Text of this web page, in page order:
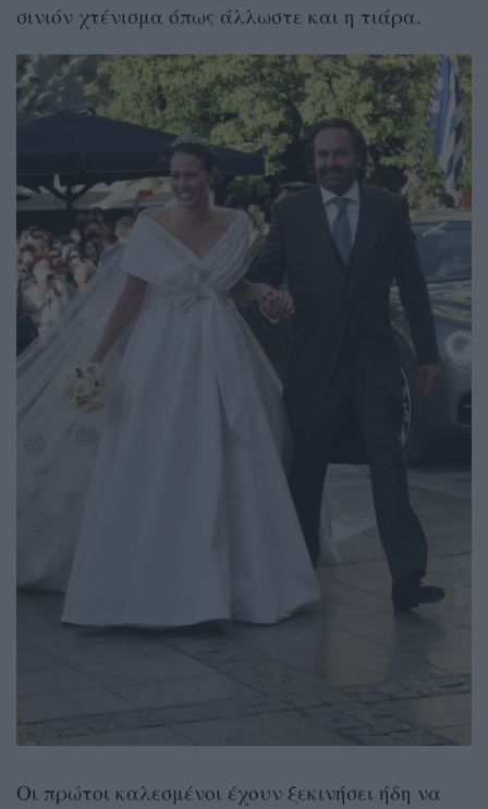
σινιόν χτένισμα όπως άλλωστε και η τιάρα.
Οι πρώτοι καλεσμένοι έχουν ξεκινήσει ήδη να